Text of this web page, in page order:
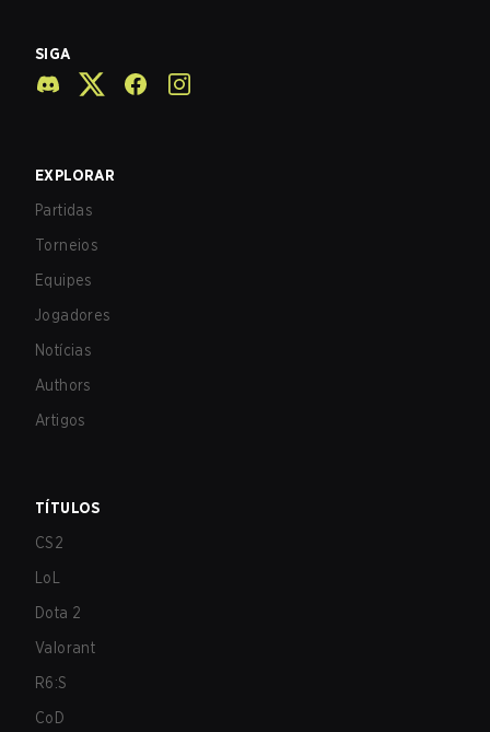
SIGA
EXPLORAR
Partidas
Torneios
Equipes
Jogadores
Notícias
Authors
Artigos
TÍTULOS
CS2
LoL
Dota 2
Valorant
R6:S
CoD